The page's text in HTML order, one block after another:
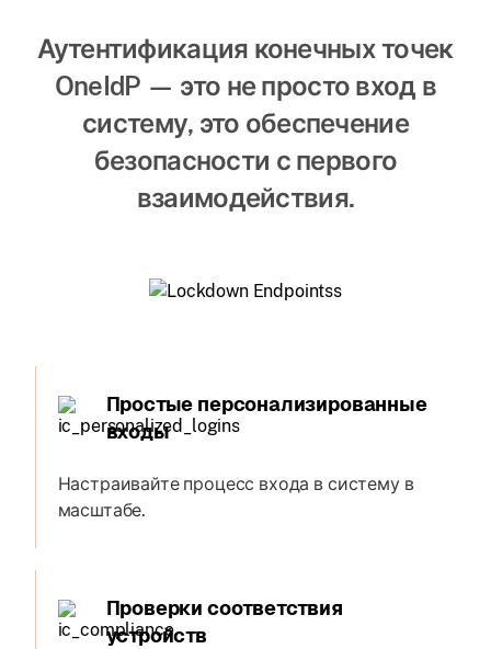
Аутентификация конечных точек
OneIdP — это не просто вход в
систему, это обеспечение
безопасности с первого
взаимодействия.
Простые персонализированные
входы
Настраивайте процесс входа в систему в
масштабе.
Проверки соответствия
устройств